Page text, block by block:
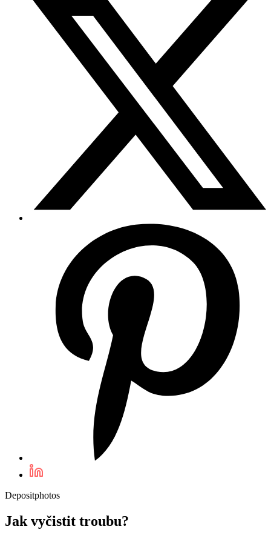
Depositphotos
Jak vyčistit troubu?